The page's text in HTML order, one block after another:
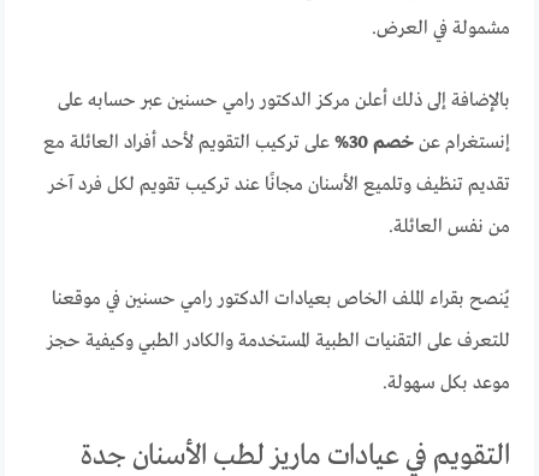
مشمولة في العرض.
بالإضافة إلى ذلك أعلن مركز الدكتور رامي حسنين عبر حسابه على
إنستغرام عنخصم 30%
على تركيب التقويم لأحد أفراد العائلة مع
تقديم تنظيف وتلميع الأسنان مجانًا عند تركيب تقويم لكل فرد آخر
من نفس العائلة.
يُنصح بقراء الملف الخاص بعيادات الدكتور رامي حسنين في موقعنا
للتعرف على التقنيات الطبية المستخدمة والكادر الطبي وكيفية حجز
موعد بكل سهولة.
التقويم في عيادات ماريز لطب الأسنان جدة